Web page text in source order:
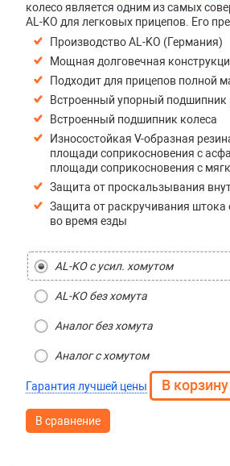
колесо является одним из самых
AL-KO для легковых прицепов. Его
Производство AL-KO (Германия)
Мощная долговечная
Подходит для прицепов полной
Встроенный упорный подшипник
Встроенный подшипник колеса
Износостойкая V-образная
площади соприкосновения с
площади соприкосновения с
Защита от проскальзывания
Защита от раскручивания штока
во время езды
AL-KO с усил. хомутом
AL-KO без хомута
Аналог без хомута
Аналог с хомутом
Гарантия лучшей цены
В сравнение